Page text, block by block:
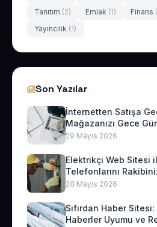
Tanıtım (2) Emlak (1) Finans
Yayıncılık (1)
Son Yazılar
İnternetten Satışa
Mağazanızı Gece
29 Mayıs 2026
Elektrikçi Web Sitesi
Telefonlarını
28 Mayıs 2026
Sıfırdan Haber Sitesi:
Haberler Uyumu ve